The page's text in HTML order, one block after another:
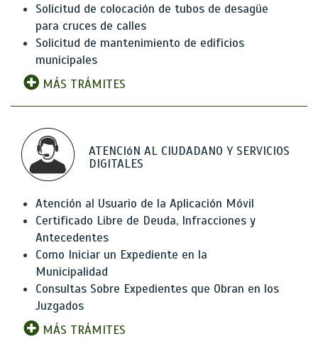
Solicitud de colocación de tubos de desagüe
para cruces de calles
Solicitud de mantenimiento de edificios
municipales
MÁS TRÁMITES
ATENCIóN AL CIUDADANO Y SERVICIOS
DIGITALES
Atención al Usuario de la Aplicación Móvil
Certificado Libre de Deuda, Infracciones y
Antecedentes
Como Iniciar un Expediente en la
Municipalidad
Consultas Sobre Expedientes que Obran en los
Juzgados
MÁS TRÁMITES